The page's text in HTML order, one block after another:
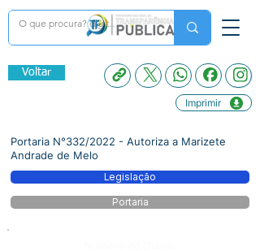
Voltar
Imprimir
Portaria N°332/2022 - Autoriza a Marizete
Andrade de Melo
Legislação
Portaria